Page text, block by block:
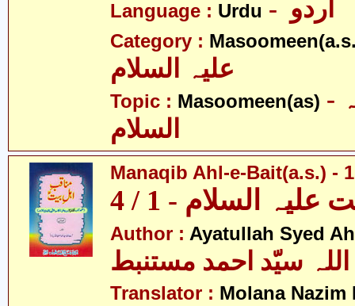
Language : Urdu
Category :
Topic : Masoomeen(as) - معصومین علیہ
السلام
Manaqib Ahl-e-Bait(a.s.) -
السلام - 1 / 4
Author : Ayatullah Syed
سیّد احمد مستنبط
Translator : Molana